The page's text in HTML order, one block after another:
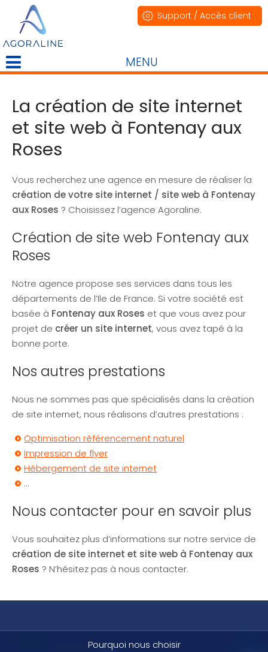
Support / Accès client
MENU
La création de site internet
et site web à Fontenay aux
Roses
Vous recherchez une agence en mesure de réaliser la
création de votre site internet / site web à Fontenay
aux Roses ? Choisissez l’agence Agoraline.
Création de site web Fontenay aux
Roses
Notre agence propose ses services dans tous les
départements de l’Ile de France. Si votre société est
basée à Fontenay aux Roses et que vous avez pour
projet de créer un site internet, vous avez tapé à la
bonne porte.
Nos autres prestations
Nous ne sommes pas que spécialisés dans la création
de site internet, nous réalisons d’autres prestations :
Optimisation référencement naturel
Impression de flyer
Hébergement de site internet
…
Nous contacter pour en savoir plus
Vous souhaitez plus d’informations sur notre service de
création de site internet et site web à Fontenay aux
Roses ? N’hésitez pas à nous contacter.
Pourquoi nous choisir